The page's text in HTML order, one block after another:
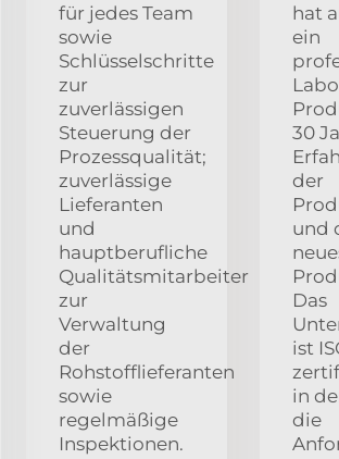
für jedes Team
sowie
Schlüsselschritte
zur
zuverlässigen
Steuerung der
Prozessqualität;
zuverlässige
Lieferanten
und
hauptberufliche
Qualitätsmitarbeiter
zur
Verwaltung
der
Rohstofflieferanten
sowie
regelmäßige
Inspektionen.
hat
ein
30
der
und
Das
ist
in
die